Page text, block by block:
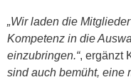
„Wir laden die
Kompetenz in die
einzubringen.“, ergänzt
sind auch bemüht, eine